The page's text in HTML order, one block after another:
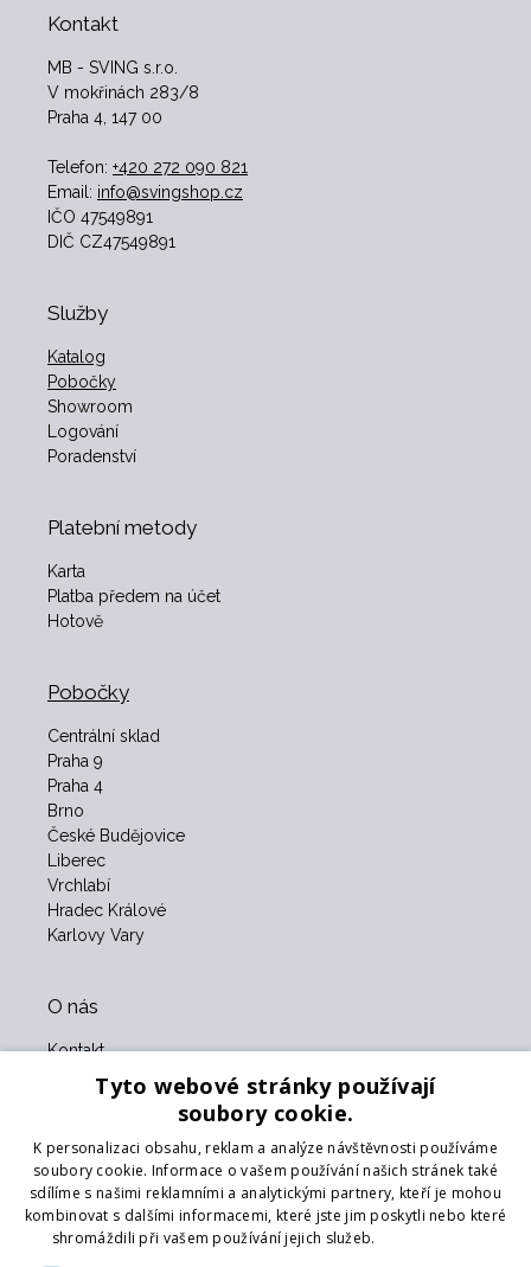
Kontakt
MB - SVING s.r.o.
V mokřinách 283/8
Praha 4, 147 00
Telefon: +420 272 090 821
Email: info@svingshop.cz
IČO 47549891
DIČ CZ47549891
Služby
Katalog
Pobočky
Showroom
Logování
Poradenství
Platební metody
Karta
Platba předem na účet
Hotově
Pobočky
Centrální sklad
Praha 9
Praha 4
Brno
České Budějovice
Liberec
Vrchlabí
Hradec Králové
Karlovy Vary
O nás
Kontakt
Obchodní podmínky
Naši partneři
Formulář pro vrácení zboží
Vrácení zboží
Doprava
Tyto webové stránky používají
soubory cookie.
K personalizaci obsahu, reklam a analýze návštěvnosti používáme
soubory cookie. Informace o vašem používání našich stránek také
sdílíme s našimi reklamními a analytickými partnery, kteří je mohou
kombinovat s dalšími informacemi, které jste jim poskytli nebo které
shromáždili při vašem používání jejich služeb.